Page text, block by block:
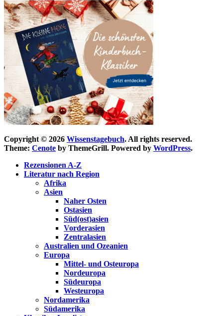
Copyright © 2026 Wissenstagebuch. All rights reserved.
Theme: Cenote by ThemeGrill. Powered by WordPress.
Rezensionen A-Z
Literatur nach Region
Afrika
Asien
Naher Osten
Ostasien
Süd(ost)asien
Vorderasien
Zentralasien
Australien und Ozeanien
Europa
Mittel- und Osteuropa
Nordeuropa
Südeuropa
Westeuropa
Nordamerika
Südamerika